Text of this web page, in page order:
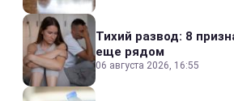
Тихий развод: 8
еще рядом
06 августа 2026, 16:55